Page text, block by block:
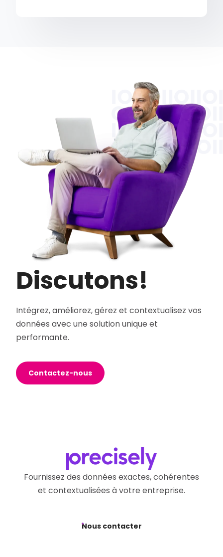
Discutons!
Intégrez, améliorez, gérez et contextualisez vos
données avec une solution unique et
performante.
Contactez-nous
Fournissez des données exactes, cohérentes
et contextualisées à votre entreprise.
Nous contacter